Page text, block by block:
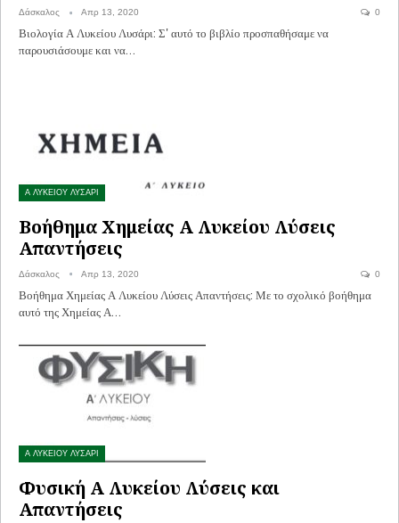
Δάσκαλος Απρ 13, 2020 0
Βιολογία Α Λυκείου Λυσάρι: Σ' αυτό το βιβλίο προσπαθήσαμε να
παρουσιάσουμε και να…
Α ΛΥΚΕΙΟΥ ΛΥΣΑΡΙ
Βοήθημα Χημείας Α Λυκείου Λύσεις
Απαντήσεις
Δάσκαλος Απρ 13, 2020 0
Βοήθημα Χημείας Α Λυκείου Λύσεις Απαντήσεις: Με το σχολικό βοήθημα
αυτό της Χημείας Α…
Α ΛΥΚΕΙΟΥ ΛΥΣΑΡΙ
Φυσική Α Λυκείου Λύσεις και
Απαντήσεις